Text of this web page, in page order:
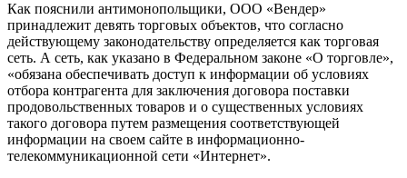
Как пояснили антимонопольщики, ООО «Вендер»
принадлежит девять торговых объектов, что согласно
действующему законодательству определяется как торговая
сеть. А сеть, как указано в Федеральном законе «О торговле»,
«обязана обеспечивать доступ к информации об условиях
отбора контрагента для заключения договора поставки
продовольственных товаров и о существенных условиях
такого договора путем размещения соответствующей
информации на своем сайте в информационно-
телекоммуникационной сети «Интернет».